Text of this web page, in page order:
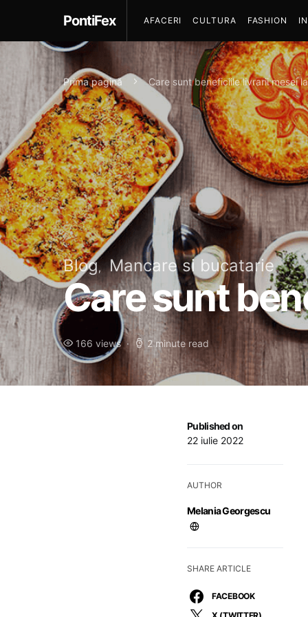
PontiFex AFACERI CULTURA FASHION
Prima pagină Care sunt beneficiile livrarii mesei
Blog Mancare si bucatarie
Care sunt
166 views 2 minute read
Published on
22 iulie 2022
AUTHOR
Melania Georgescu
SHARE ARTICLE
FACEBOOK